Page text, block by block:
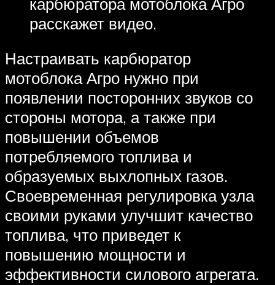
расскажет видео.
Настраивать карбюратор
мотоблока Агро нужно при
появлении посторонних звуков со
стороны мотора, а также при
повышении объемов
потребляемого топлива и
образуемых выхлопных газов.
Своевременная регулировка узла
своими руками улучшит качество
топлива, что приведет к
повышению мощности и
эффективности силового агрегата.